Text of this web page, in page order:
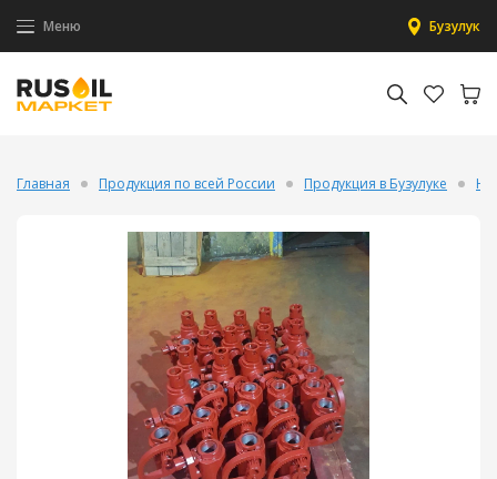
Меню Бузулук
Главная Продукция по всей России Продукция в Бузулуке